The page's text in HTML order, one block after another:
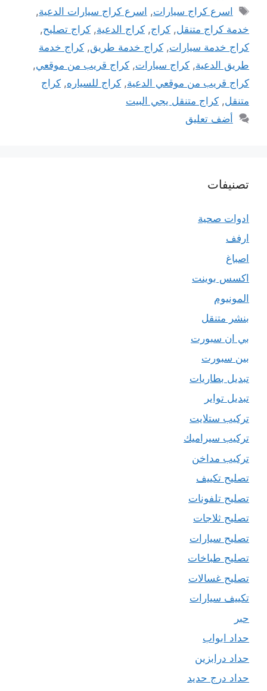
الوسوم
اسرع كراج سيارات, اسرع كراج سيارات الدعية,
خدمة كراج متنقل, كراج, كراج الدعية, كراج تصليح,
كراج خدمة سيارات, كراج خدمة طريق, كراج خدمة
طريق الدعية, كراج سيارات, كراج قريب من موقعي,
كراج قريب من موقعي الدعية, كراج للسياره, كراج
متنقل, كراج متنقل يجي البيت
أضف تعليق
تصنيفات
ادوات صحية
ارفف
اصباغ
اكسس بوينت
المونيوم
بنشر متنقل
بي ان سبورت
بين سبورت
تبديل بطاريات
تبديل تواير
تركيب ستلايت
تركيب سيراميك
تركيب مداخن
تصليح تكييف
تصليح تلفونات
تصليح ثلاجات
تصليح سيارات
تصليح طباخات
تصليح غسالات
تكييف سيارات
حبر
حداد ابواب
حداد درابزين
حداد درج حديد